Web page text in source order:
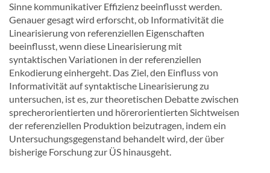
Sinne kommunikativer Effizienz beeinflusst werden.
Genauer gesagt wird erforscht, ob Informativität die
Linearisierung von referenziellen Eigenschaften
beeinflusst, wenn diese Linearisierung mit
syntaktischen Variationen in der referenziellen
Enkodierung einhergeht. Das Ziel, den Einfluss von
Informativität auf syntaktische Linearisierung zu
untersuchen, ist es, zur theoretischen Debatte zwischen
sprecherorientierten und hörerorientierten Sichtweisen
der referenziellen Produktion beizutragen, indem ein
Untersuchungsgegenstand behandelt wird, der über
bisherige Forschung zur ÜS hinausgeht.